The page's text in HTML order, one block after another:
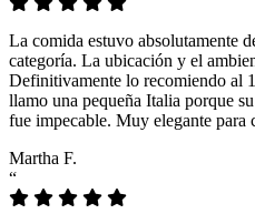
La comida estuvo absolutamente
categoría. La ubicación y el
Definitivamente lo recomiendo al
llamo una pequeña Italia porque
fue impecable. Muy elegante para
Martha F.
“